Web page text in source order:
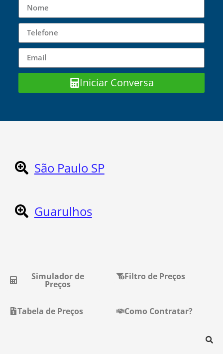
Iniciar Conversa
São Paulo SP
Guarulhos
Simulador de
Preços
Filtro de Preços
Tabela de Preços Como Contratar?